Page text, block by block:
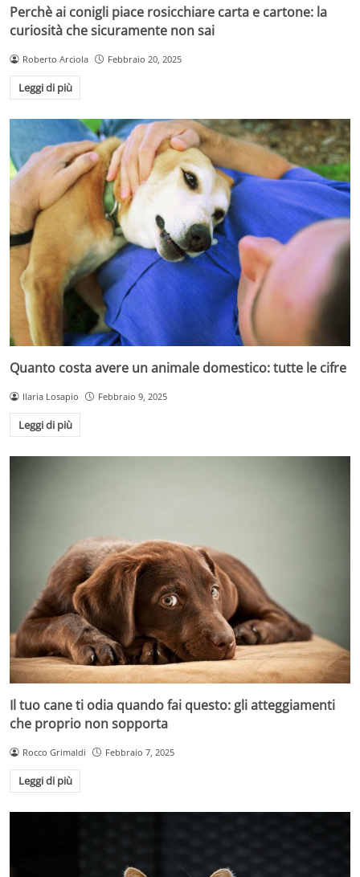
Perchè ai conigli piace rosicchiare carta e cartone: la
curiosità che sicuramente non sai
Roberto Arciola Febbraio 20, 2025
Leggi di più
Quanto costa avere un animale domestico: tutte le cifre
Ilaria Losapio Febbraio 9, 2025
Leggi di più
Il tuo cane ti odia quando fai questo: gli atteggiamenti
che proprio non sopporta
Rocco Grimaldi Febbraio 7, 2025
Leggi di più